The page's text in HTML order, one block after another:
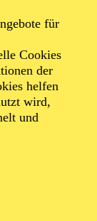
für
Cookies
der
helfen
wird,
und
Ravel,